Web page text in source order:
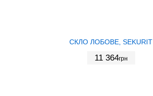
СКЛО ЛОБОВЕ, SEKURIT
11 364грн